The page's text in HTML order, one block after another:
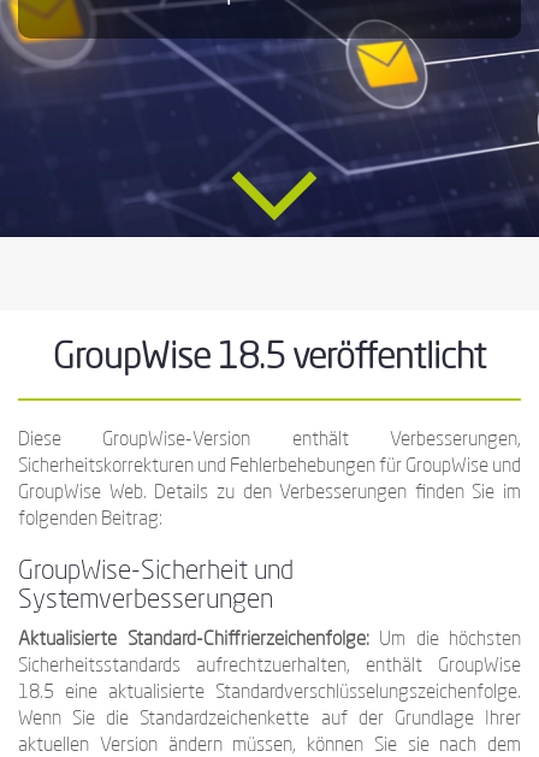
GroupWise 18.5 veröffentlicht
Diese GroupWise-Version enthält Verbesserungen,
Sicherheitskorrekturen und Fehlerbehebungen für GroupWise und
GroupWise Web. Details zu den Verbesserungen finden Sie im
folgenden Beitrag:
GroupWise-Sicherheit und
Systemverbesserungen
Aktualisierte Standard-Chiffrierzeichenfolge:Um die höchsten
Sicherheitsstandards aufrechtzuerhalten, enthält GroupWise
18.5 eine aktualisierte Standardverschlüsselungszeichenfolge.
Wenn Sie die Standardzeichenkette auf der Grundlage Ihrer
aktuellen Version ändern müssen, können Sie sie nach dem